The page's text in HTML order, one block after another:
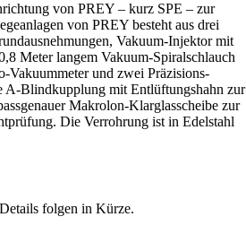
von PREY – kurz SPE – zur
von PREY besteht aus drei
Vakuum-Injektor mit
Meter langem Vakuum-Spiralschlauch
und zwei Präzisions-
A-Blindkupplung mit Entlüftungshahn zur
Makrolon-Klarglasscheibe zur
Die Verrohrung ist in Edelstahl
folgen in Kürze.